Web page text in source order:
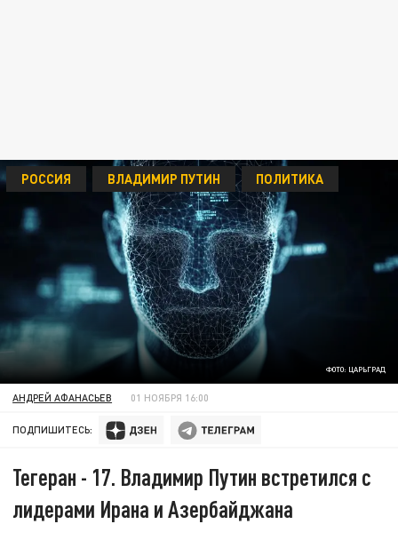
ФОТО: ЦАРЬГРАД
РОССИЯ ВЛАДИМИР ПУТИН ПОЛИТИКА
АНДРЕЙ АФАНАСЬЕВ 01 НОЯБРЯ 16:00
ПОДПИШИТЕСЬ:
Тегеран - 17. Владимир Путин встретился с
лидерами Ирана и Азербайджана